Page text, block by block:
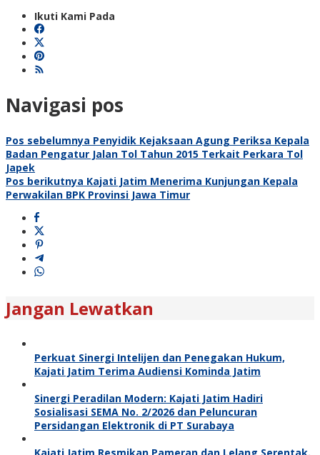
Ikuti Kami Pada
Navigasi pos
Pos sebelumnya Penyidik Kejaksaan Agung Periksa Kepala
Badan Pengatur Jalan Tol Tahun 2015 Terkait Perkara Tol
Japek
Pos berikutnya Kajati Jatim Menerima Kunjungan Kepala
Perwakilan BPK Provinsi Jawa Timur
Jangan Lewatkan
Perkuat Sinergi Intelijen dan Penegakan Hukum,
Kajati Jatim Terima Audiensi Kominda Jatim
Sinergi Peradilan Modern: Kajati Jatim Hadiri
Sosialisasi SEMA No. 2/2026 dan Peluncuran
Persidangan Elektronik di PT Surabaya